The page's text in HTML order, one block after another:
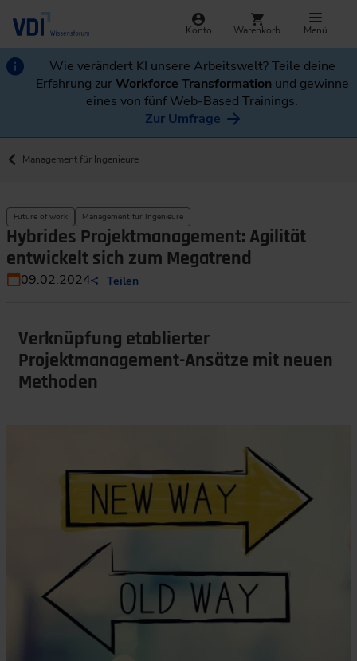
Konto Warenkorb Menü
Wie verändert KI unsere Arbeitswelt? Teile deine
Erfahrung zurWorkforce Transformation und gewinne
eines von fünf Web-Based Trainings.
Zur Umfrage
Management für Ingenieure
Future of work Management für Ingenieure
Hybrides Projektmanagement: Agilität
entwickelt sich zum Megatrend
09.02.2024 Teilen
Verknüpfung etablierter
Projektmanagement-Ansätze mit neuen
Methoden